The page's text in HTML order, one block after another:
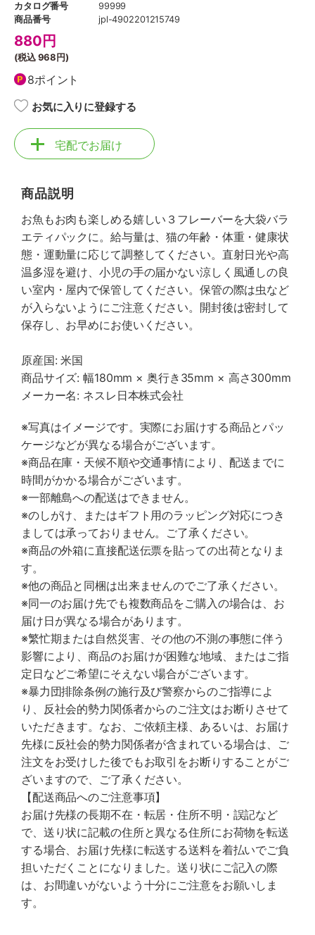
カタログ番号
99999
商品番号
jpl-4902201215749
880 円
(税込968円)
8ポイント
お気に入りに登録する
宅配でお届け
商品説明
お魚もお肉も楽しめる嬉しい３フレーバーを大袋バラ
エティパックに。給与量は、猫の年齢・体重・健康状
態・運動量に応じて調整してください。直射日光や高
温多湿を避け、小児の手の届かない涼しく風通しの良
い室内・屋内で保管してください。保管の際は虫など
が入らないようにご注意ください。開封後は密封して
保存し、お早めにお使いください。
原産国: 米国
商品サイズ: 幅180mm × 奥行き35mm × 高さ300mm
メーカー名: ネスレ日本株式会社
※写真はイメージです。実際にお届けする商品とパッ
ケージなどが異なる場合がございます。
※商品在庫・天候不順や交通事情により、配送までに
時間がかかる場合がございます。
※一部離島への配送はできません。
※のしがけ、またはギフト用のラッピング対応につき
ましては承っておりません。ご了承ください。
※商品の外箱に直接配送伝票を貼っての出荷となりま
す。
※他の商品と同梱は出来ませんのでご了承ください。
※同一のお届け先でも複数商品をご購入の場合は、お
届け日が異なる場合があります。
※繁忙期または自然災害、その他の不測の事態に伴う
影響により、商品のお届けが困難な地域、またはご指
定日などご希望にそえない場合がございます。
※暴力団排除条例の施行及び警察からのご指導によ
り、反社会的勢力関係者からのご注文はお断りさせて
いただきます。なお、ご依頼主様、あるいは、お届け
先様に反社会的勢力関係者が含まれている場合は、ご
注文をお受けした後でもお取引をお断りすることがご
ざいますので、ご了承ください。
【配送商品へのご注意事項】
お届け先様の長期不在・転居・住所不明・誤記など
で、送り状に記載の住所と異なる住所にお荷物を転送
する場合、お届け先様に転送する送料を着払いでご負
担いただくことになりました。送り状にご記入の際
は、お間違いがないよう十分にご注意をお願いしま
す。